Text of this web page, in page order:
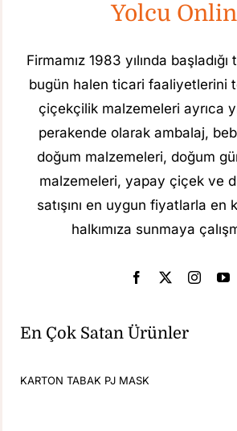
Yolcu
Firmamız 1983 yılında
bugün halen ticari faaliyetlerini
çiçekçilik malzemeleri ayrıca
perakende olarak ambalaj,
doğum malzemeleri, doğum
malzemeleri, yapay çiçek ve
satışını en uygun fiyatlarla en
halkımıza sunmaya
En Çok Satan Ürünler
KARTON TABAK PJ MASK